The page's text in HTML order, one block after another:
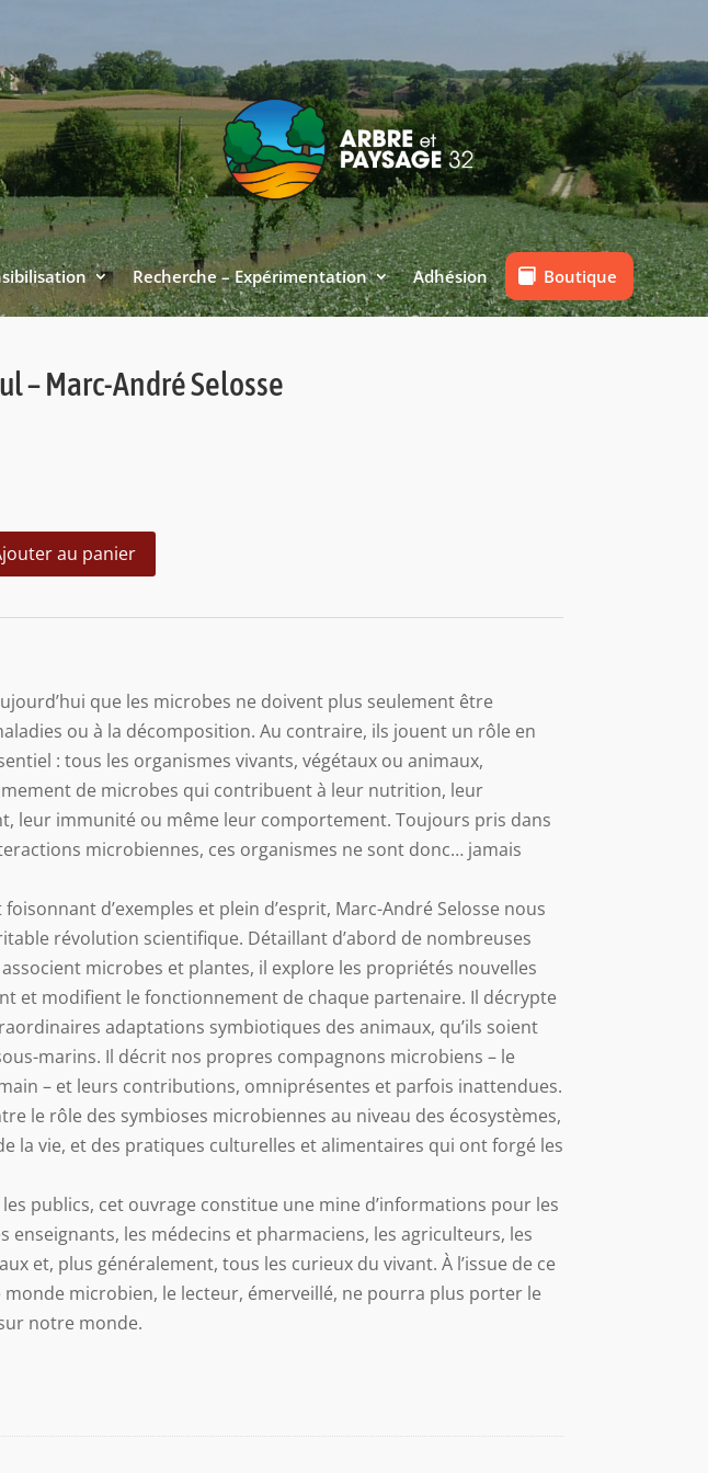
Recherche – Expérimentation Adhésion Boutique
– Marc-André Selosse
au panier
que les microbes ne doivent plus seulement être
ou à la décomposition. Au contraire, ils jouent un rôle en
: tous les organismes vivants, végétaux ou animaux,
de microbes qui contribuent à leur nutrition, leur
leur immunité ou même leur comportement. Toujours pris dans
microbiennes, ces organismes ne sont donc… jamais
foisonnant d’exemples et plein d’esprit, Marc-André Selosse nous
révolution scientifique. Détaillant d’abord de nombreuses
microbes et plantes, il explore les propriétés nouvelles
et modifient le fonctionnement de chaque partenaire. Il décrypte
adaptations symbiotiques des animaux, qu’ils soient
marins. Il décrit nos propres compagnons microbiens – le
– et leurs contributions, omniprésentes et parfois inattendues.
le rôle des symbioses microbiennes au niveau des écosystèmes,
la vie, et des pratiques culturelles et alimentaires qui ont forgé les
publics, cet ouvrage constitue une mine d’informations pour les
enseignants, les médecins et pharmaciens, les agriculteurs, les
et, plus généralement, tous les curieux du vivant. À l’issue de ce
monde microbien, le lecteur, émerveillé, ne pourra plus porter le
notre monde.